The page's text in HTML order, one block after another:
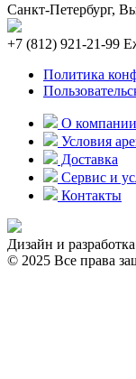
Санкт-Петербург,
+7 (812) 921-21-99
Политика
О компании
Условия
Доставка
Сервис и
Контакты
Дизайн и
© 2025 Все права